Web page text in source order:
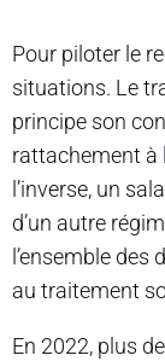
Pour piloter le
situations. Le
principe son
rattachement à
l’inverse, un
d’un autre
l’ensemble
au traitement
En 2022, plus